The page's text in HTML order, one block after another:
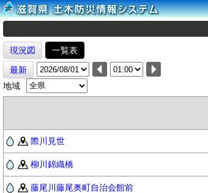
現況図
一覧表
最新
地域
際川見世
柳川錦織橋
藤尾川藤尾奥町自治会館前